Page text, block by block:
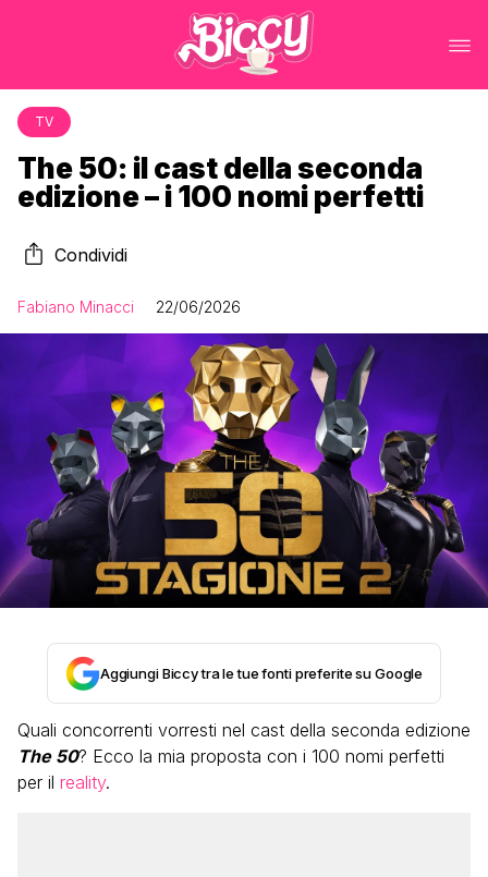
TV
The 50: il cast della seconda
edizione – i 100 nomi perfetti
Condividi
Fabiano Minacci 22/06/2026
Aggiungi Biccy tra le tue fonti preferite su Google
Quali concorrenti vorresti nel cast della seconda edizione
The 50? Ecco la mia proposta con i 100 nomi perfetti
per il reality.